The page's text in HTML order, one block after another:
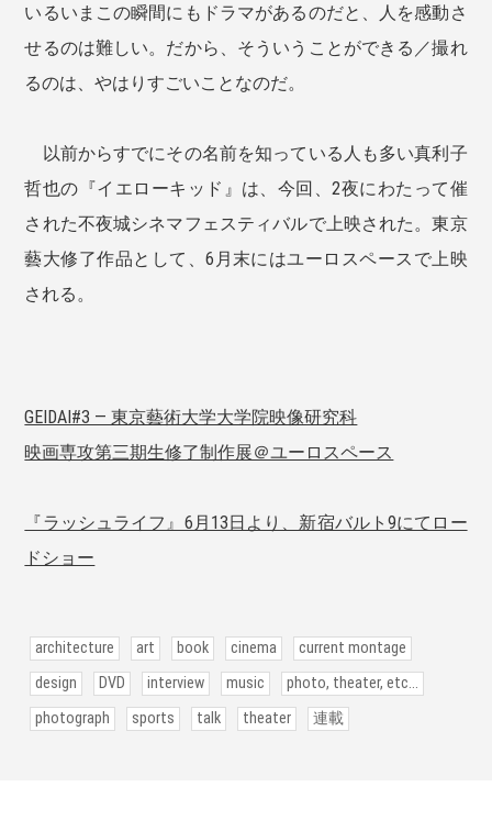
いるいまこの瞬間にもドラマがあるのだと、人を感動さ
せるのは難しい。だから、そういうことができる／撮れ
るのは、やはりすごいことなのだ。
以前からすでにその名前を知っている人も多い真利子
哲也の『イエローキッド』は、今回、2夜にわたって催
された不夜城シネマフェスティバルで上映された。東京
藝大修了作品として、6月末にはユーロスペースで上映
される。
GEIDAI#3 ― 東京藝術大学大学院映像研究科
映画専攻第三期生修了制作展＠ユーロスペース
『ラッシュライフ』6月13日より、新宿バルト9にてロー
ドショー
architecture art book cinema
current montage
design
DVD interview music
photo, theater, etc...
photograph
sports talk theater 連載